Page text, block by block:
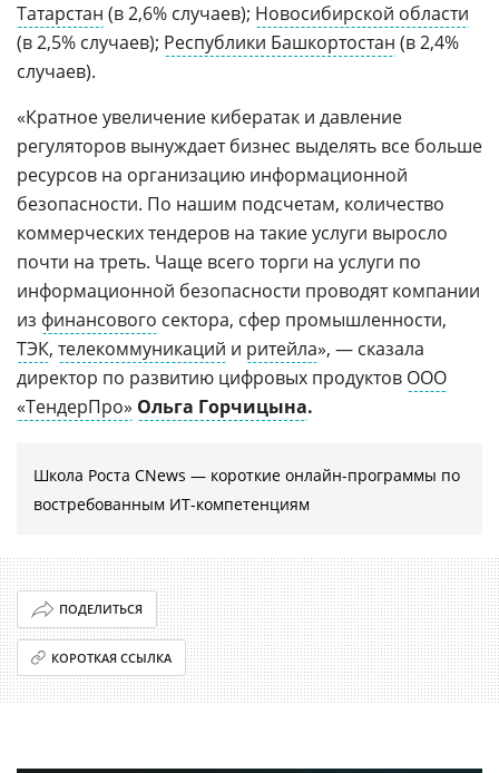
Татарстан (в 2,6% случаев); Новосибирской области
(в 2,5% случаев); Республики Башкортостан (в 2,4%
случаев).
«Кратное увеличение кибератак и давление
регуляторов вынуждает бизнес выделять все больше
ресурсов на организацию информационной
безопасности. По нашим подсчетам, количество
коммерческих тендеров на такие услуги выросло
почти на треть. Чаще всего торги на услуги по
информационной безопасности проводят компании
из финансового сектора, сфер промышленности,
ТЭК, телекоммуникаций и ритейла», — сказала
директор по развитию цифровых продуктов ООО
«ТендерПро» Ольга Горчицына.
Школа Роста CNews — короткие онлайн-программы по
востребованным ИТ-компетенциям
ПОДЕЛИТЬСЯ
КОРОТКАЯ ССЫЛКА